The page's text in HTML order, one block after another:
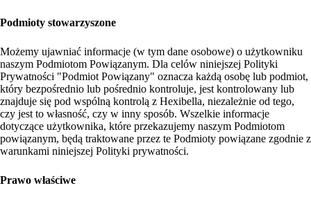
Podmioty stowarzyszone
Możemy ujawniać informacje (w tym dane osobowe) o użytkowniku
naszym Podmiotom Powiązanym. Dla celów niniejszej Polityki
Prywatności "Podmiot Powiązany" oznacza każdą osobę lub podmiot,
który bezpośrednio lub pośrednio kontroluje, jest kontrolowany lub
znajduje się pod wspólną kontrolą z Hexibella, niezależnie od tego,
czy jest to własność, czy w inny sposób. Wszelkie informacje
dotyczące użytkownika, które przekazujemy naszym Podmiotom
powiązanym, będą traktowane przez te Podmioty powiązane zgodnie z
warunkami niniejszej Polityki prywatności.
Prawo właściwe